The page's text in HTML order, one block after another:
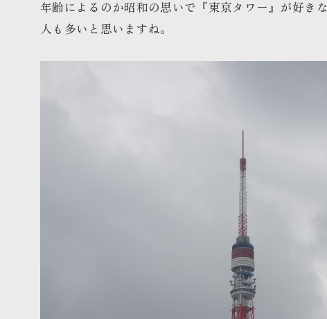
年齢によるのか昭和の思いで『東京タワー』が好きな
人も多いと思いますね。